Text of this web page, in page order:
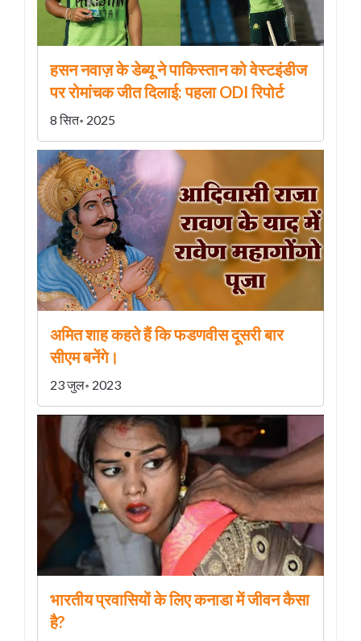
हसन नवाज़ के डेब्यू ने पाकिस्तान को वेस्टइंडीज
पर रोमांचक जीत दिलाई: पहला ODI रिपोर्ट
8 सित॰ 2025
अमित शाह कहते हैं कि फडणवीस दूसरी बार
सीएम बनेंगे।
23 जुल॰ 2023
भारतीय प्रवासियों के लिए कनाडा में जीवन कैसा
है?